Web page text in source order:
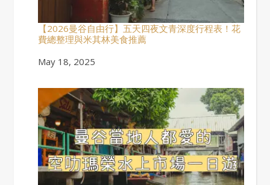
【2026曼谷自由行】五天四夜文青深度行程表！花
費總整理與米其林美食推薦
Date
May 18, 2025